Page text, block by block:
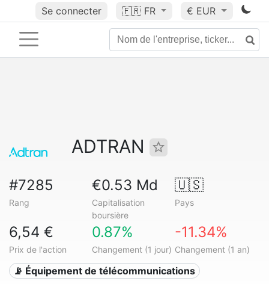
Se connecter 🇫🇷 FR € EUR
ADTRAN
#7285
Rang
€0.53 Md
Capitalisation
boursière
🇺🇸
Pays
6,54 €
Prix de l'action
0.87%
Changement (1 jour)
-11.34%
Changement (1 an)
📡 Équipement de télécommunications